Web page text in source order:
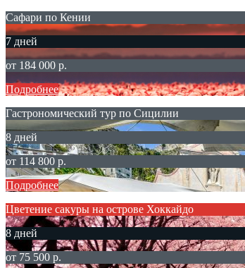
Сафари по Кении
7 дней
от 184 000 р.
Подробнее
Гастрономический тур по Сицилии
8 дней
от 114 800 р.
Подробнее
Цветение сакуры на острове Хоккайдо
8 дней
от 75 500 р.